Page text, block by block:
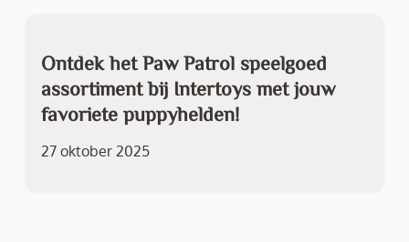
Ontdek het Paw Patrol speelgoed
assortiment bij Intertoys met jouw
favoriete puppyhelden!
27 oktober 2025